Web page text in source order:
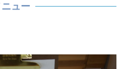
ニュー